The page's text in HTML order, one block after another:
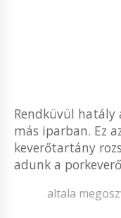
Rendküvül hatály
más iparban. Ez
keverőtartány
adunk a
altala